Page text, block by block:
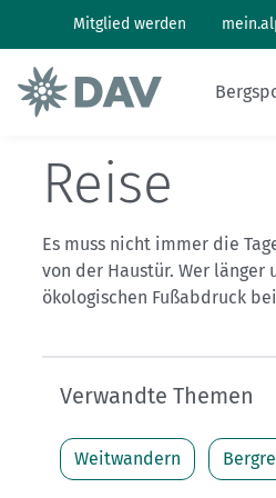
Mitglied werden
Wandern: So geht's
Klettern: So geht's
Klettersteig: So
Wandern und
Skitouren
Tourenplanung
Hüttenbesuch
Arbeiten auf
Klimaschutz in den
Klimawandel in
Pflanzen und Tiere
Naturschutz
Alpines Museum
Geschichte
Aktuelles Heft
Archiv
Geschichten von
Bergwetter
Bergbericht
Last-Minute-
Reise
Es muss nicht immer die
von der Haustür. Wer länger
ökologischen Fußabdruck
Verwandte Themen
Weitwandern